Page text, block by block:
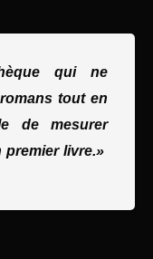
qui ne
tout en
de mesurer
premier livre.»